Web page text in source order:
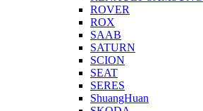
ROVER
ROX
SAAB
SATURN
SCION
SEAT
SERES
ShuangHuan